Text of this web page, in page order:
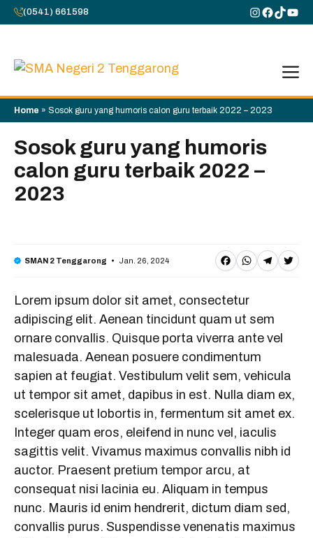
Skip
to
(0541) 661598 Instagram
TikTok
Home » Sosok guru yang humoris calon guru terbaik 2022 – 2023
Sosok guru yang humoris
calon guru terbaik 2022 –
2023
SMAN 2 Tenggarong Jan. 26, 2024
F
c
e
b
o
o
k
W
a
t
s
A
p
p
T
l
e
r
a
m
T
r
Lorem ipsum dolor sit amet, consectetur
adipiscing elit. Aenean tincidunt quam ut sem
ornare convallis. Quisque porta viverra ante vel
malesuada. Aenean posuere condimentum
sapien at feugiat. Vestibulum velit sem, vehicula
ut tempor sit amet, dapibus in est. Nulla diam ex,
scelerisque ut lobortis in, fermentum sit amet ex.
Integer quam eros, eleifend in nunc vel, iaculis
sagittis velit. Vivamus maximus convallis nibh id
auctor. Praesent pretium tempor arcu, at
consequat nisi lacinia eu. Aliquam in tempus
nunc. Mauris id enim hendrerit, dictum diam sed,
convallis purus. Suspendisse venenatis maximus